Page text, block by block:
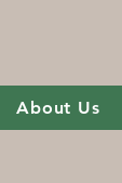
About Us